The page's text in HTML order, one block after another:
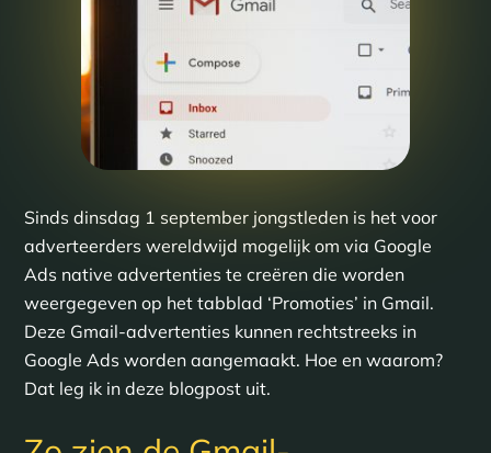
Sinds dinsdag 1 september jongstleden is het voor
adverteerders wereldwijd mogelijk om via Google
Ads native advertenties te creëren die worden
weergegeven op het tabblad ‘Promoties’ in Gmail.
Deze Gmail-advertenties kunnen rechtstreeks in
Google Ads worden aangemaakt. Hoe en waarom?
Dat leg ik in deze blogpost uit.